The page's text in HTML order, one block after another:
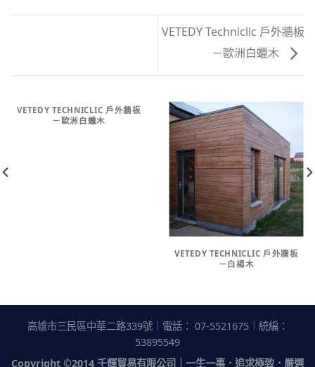
VETEDY Techniclic 戶外牆板
－歐洲白蠟木
VETEDY TECHNICLIC 戶外牆板
－歐洲白蠟木
VETEDY TECHNICLIC 戶外牆板
－白楊木
高雄市三民區中華二路339號｜電話： 07-5521675｜統編：
53895549
Copyright ©2014 千輝貿易有限公司 ｜一生一事．追求極致．嚴選